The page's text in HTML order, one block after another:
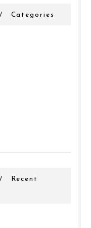
Categories
Recent